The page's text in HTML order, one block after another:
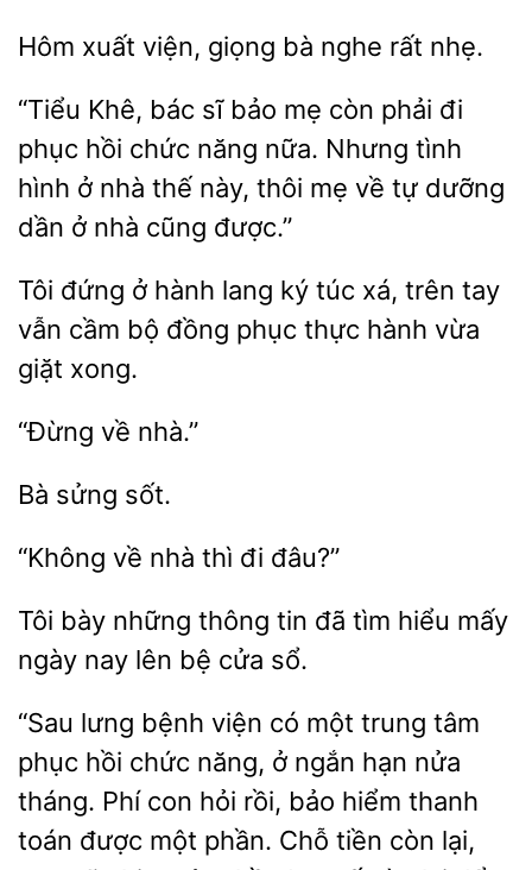
Hôm xuất bà rất nhẹ.
“Tiểu bác sĩ
mẹ còn phải đi
phục hồi chức năng nữa. Nhưng tình
hình ở nhà thế này, thôi mẹ về
dưỡng
dần ở nhà cũng được.”
Tôi đứng ở hành lang
túc xá, trên tay
vẫn cầm
đồng phục
hành vừa
giặt xong.
“Không thì đi
Tôi bày
thông tin đã tìm
ngày nay lên bệ cửa sổ.
“Sau lưng bệnh
một trung tâm
phục hồi chức năng, ở ngắn hạn nửa
tháng. Phí con hỏi rồi, bảo hiểm thanh
toán được một phần. Chỗ tiền còn lại,